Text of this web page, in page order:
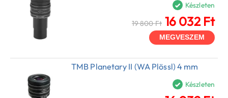
Készleten
19 800 Ft 16 032 Ft
MEGVESZEM
TMB Planetary II (WA Plössl) 4 mm
Készleten